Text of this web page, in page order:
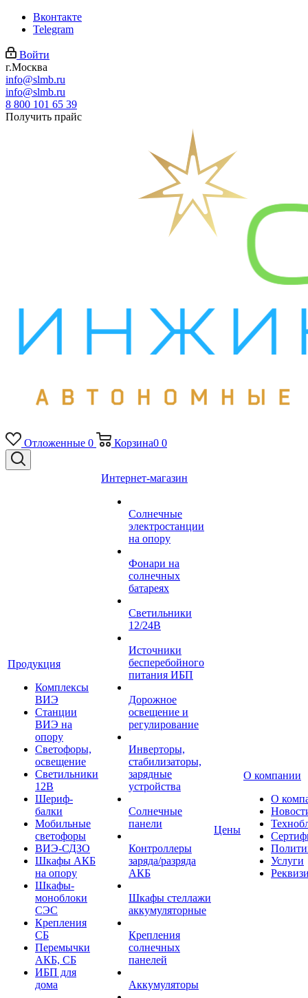
Вконтакте
Telegram
Войти
г.Москва
info@slmb.ru
info@slmb.ru
8 800 101 65 39
Получить прайс
Отложенные 0 Корзина0 0
Продукция
Комплексы
ВИЭ
Станции
ВИЭ на
опору
Светофоры,
освещение
Светильники
12В
Шериф-
балки
Мобильные
светофоры
ВИЭ-СДЗО
Шкафы АКБ
на опору
Шкафы-
моноблоки
СЭС
Крепления
СБ
Перемычки
АКБ, СБ
ИБП для
дома
Интернет-магазин
Солнечные
электростанции
на опору
Фонари на
солнечных
батареях
Светильники
12/24В
Источники
бесперебойного
питания ИБП
Дорожное
освещение и
регулирование
Инверторы,
стабилизаторы,
зарядные
устройства
Солнечные
панели
Контроллеры
заряда/разряда
АКБ
Шкафы стеллажи
аккумуляторные
Крепления
солнечных
панелей
Аккумуляторы
Цены
О компании
О
Услуги